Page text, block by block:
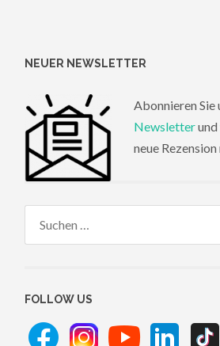
NEUER NEWSLETTER
Abonnieren Sie
Newsletterund
neue Rezension
FOLLOW US